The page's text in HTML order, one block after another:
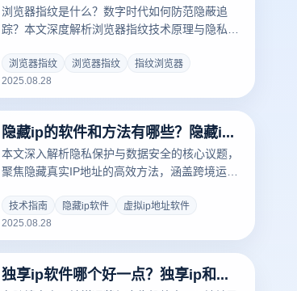
浏览器指纹是什么？数字时代如何防范隐蔽追
踪？本文深度解析浏览器指纹技术原理与隐私风
离防护和自动化隐私算法，揭秘高效防关联方
案。适用于跨境电商、社媒矩阵运营场景，提升
账号安全与运营效率97.3%！
浏览器指纹 浏览器指纹
指纹浏览器
2025.08.28
隐藏ip的软件和方法有哪些？隐藏ip原理
本文深入解析隐私保护与数据安全的核心议题，
聚焦隐藏真实IP地址的高效方法，涵盖跨境运
纹浏览器的先进功能，提供软件工作原理与实战
解决方案，助您实现安全、可靠的IP隐藏策略。
立即探索，守护您的网络隐私！
技术指南 隐藏ip软件
虚拟ip地址软件
2025.08.28
独享ip软件哪个好一点？独享ip和共享ip区别是什么？